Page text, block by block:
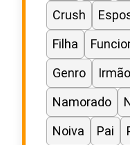
Crush
Filha
Genro
Irmão
Namorado
Noiva
Pai